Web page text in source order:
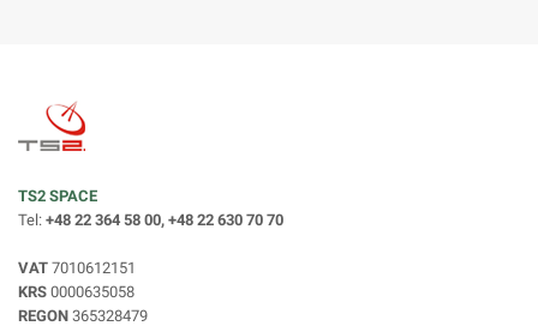
TS2 SPACE
Tel: +48 22 364 58 00, +48 22 630 70 70
VAT 7010612151
KRS 0000635058
REGON 365328479